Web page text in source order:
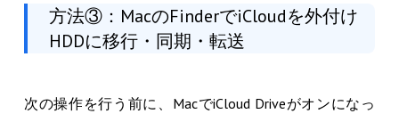
方法③：MacのFinderでiCloudを外付け
HDDに移行・同期・転送
次の操作を行う前に、MacでiCloud Driveがオンになっ